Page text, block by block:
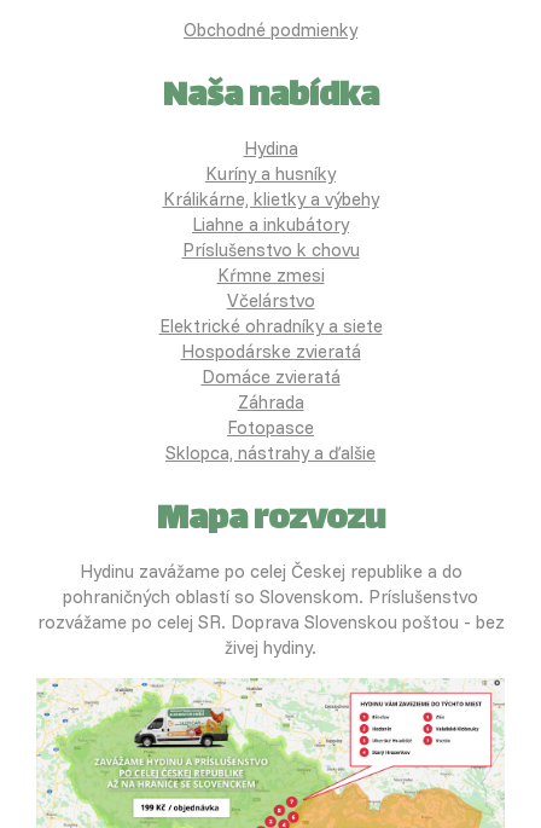
Obchodné podmienky
Naša nabídka
Hydina
Kuríny a husníky
Králikárne, klietky a výbehy
Liahne a inkubátory
Príslušenstvo k chovu
Kŕmne zmesi
Včelárstvo
Elektrické ohradníky a siete
Hospodárske zvieratá
Domáce zvieratá
Záhrada
Fotopasce
Sklopca, nástrahy a ďalšie
Mapa rozvozu
Hydinu zavážame po celej Českej republike a do
pohraničných oblastí so Slovenskom. Príslušenstvo
rozvážame po celej SR. Doprava Slovenskou poštou - bez
živej hydiny.